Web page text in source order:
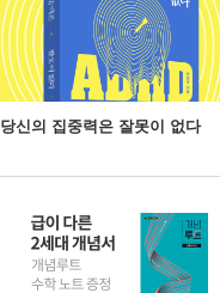
당신의 집중력은 잘못이 없다